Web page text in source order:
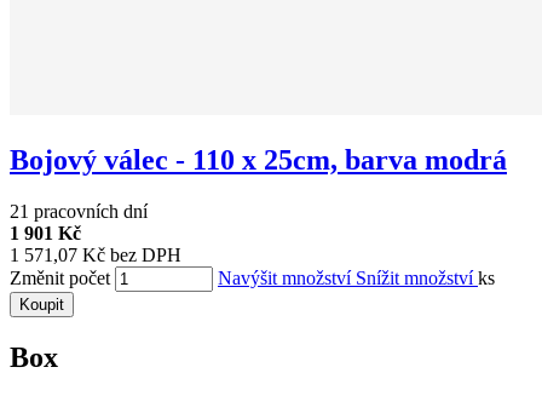
Bojový válec - 110 x 25cm, barva modrá
21 pracovních dní
1 901 Kč
1 571,07 Kč bez DPH
Změnit počet
Navýšit množství Snížit množstvíks
Koupit
Box